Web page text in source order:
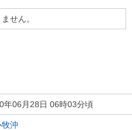
せん。
年06月28日 06時03分頃
沖